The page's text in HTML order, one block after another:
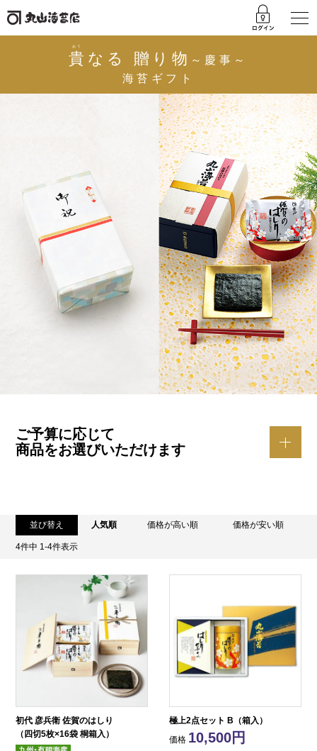
貴
あて
なる 贈り物 ～慶事～
海苔ギフト
ご予算に応じて
商品をお選びいただけます
並び替え 人気順 価格が高い順 価格が安い順
4件中 1-4件表示
初代 彦兵衛 佐賀のはしり
（四切5枚×16袋 桐箱入）
極上2点セット B（箱入）
価格 10,500